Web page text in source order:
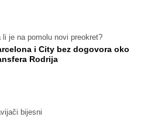
li je na pomolu novi preokret?
i City bez dogovora oko
Rodrija
bijesni